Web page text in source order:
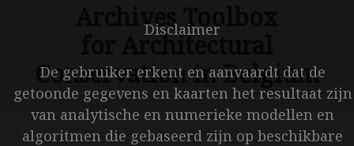
Disclaimer
De gebruiker erkent en aanvaardt dat de
getoonde gegevens en kaarten het resultaat zijn
van analytische en numerieke modellen en
algoritmen die gebaseerd zijn op beschikbare
Archives Toolbox
for Architectural
Conservation in Belgium